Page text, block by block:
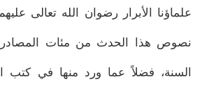
علماؤنا الأبرار رضوان الله تعالى
نصوص هذا الحدث من مئات
السنة، فضلاً عما ورد منها في